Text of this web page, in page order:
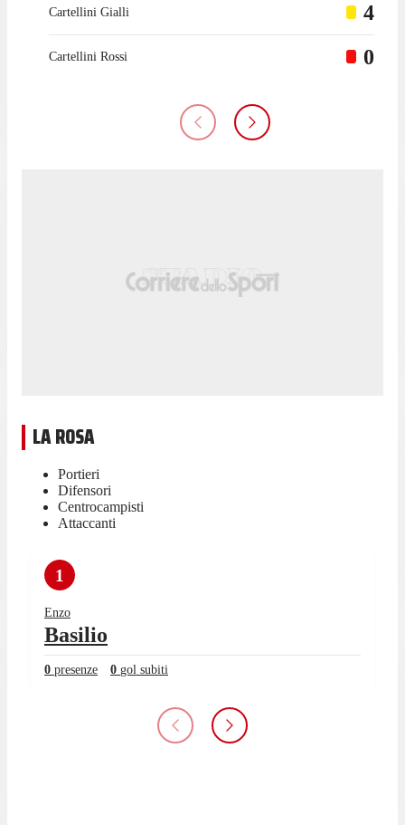
Cartellini Gialli 4
Cartellini Rossi 0
LA ROSA
Portieri
Difensori
Centrocampisti
Attaccanti
1
Enzo
Basilio
0 presenze 0 gol subiti